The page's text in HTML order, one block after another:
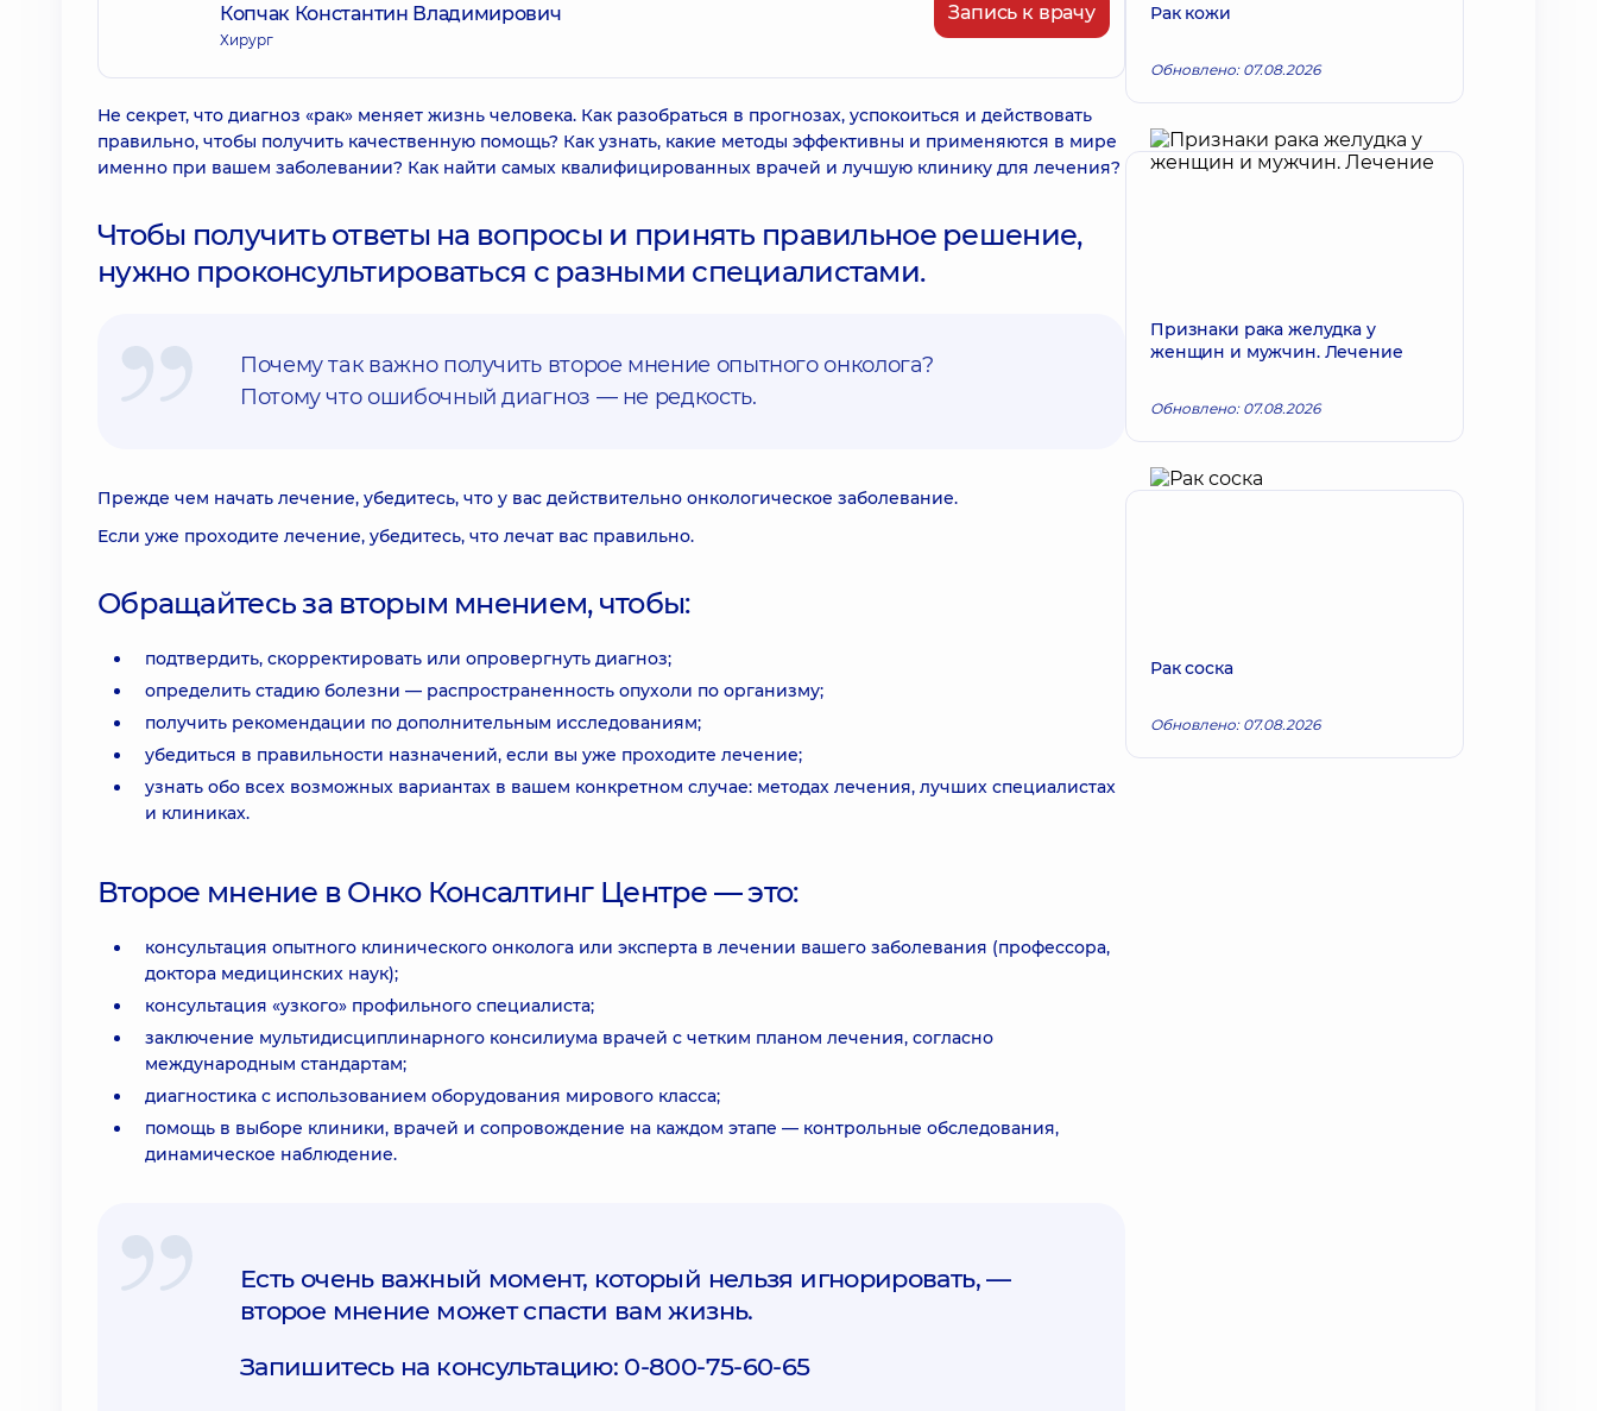
Копчак Константин Владимирович
Хирург
Запись к врачу
Не секрет, что диагноз «рак» меняет жизнь человека. Как разобраться в прогнозах, успокоиться и действовать
правильно, чтобы получить качественную помощь? Как узнать, какие методы эффективны и применяются в мире
именно при вашем заболевании? Как найти самых квалифицированных врачей и лучшую клинику для лечения?
Чтобы получить ответы на вопросы и принять правильное решение,
нужно проконсультироваться с разными специалистами.
Почему так важно получить второе мнение опытного онколога?
Потому что ошибочный диагноз — не редкость.
Прежде чем начать лечение, убедитесь, что у вас действительно онкологическое заболевание.
Если уже проходите лечение, убедитесь, что лечат вас правильно.
Обращайтесь за вторым мнением, чтобы:
подтвердить, скорректировать или опровергнуть диагноз;
определить стадию болезни — распространенность опухоли по организму;
получить рекомендации по дополнительным исследованиям;
убедиться в правильности назначений, если вы уже проходите лечение;
узнать обо всех возможных вариантах в вашем конкретном случае: методах лечения, лучших специалистах
и клиниках.
Второе мнение в Онко Консалтинг Центре — это:
консультация опытного клинического онколога или эксперта в лечении вашего заболевания (профессора,
доктора медицинских наук);
консультация «узкого» профильного специалиста;
заключение мультидисциплинарного консилиума врачей с четким планом лечения, согласно
международным стандартам;
диагностика с использованием оборудования мирового класса;
помощь в выборе клиники, врачей и сопровождение на каждом этапе — контрольные обследования,
динамическое наблюдение.
Есть очень важный момент, который нельзя игнорировать, —
второе мнение может спасти вам жизнь.
Запишитесь на консультацию: 0-800-75-60-65
Рак кожи
Обновлено: 07.08.2026
Признаки рака желудка у
женщин и мужчин. Лечение
Обновлено: 07.08.2026
Рак соска
Обновлено: 07.08.2026